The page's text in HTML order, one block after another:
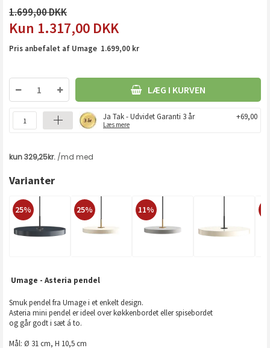
1.699,00
1.317,00 DKK
Pris anbefalet af Umage 1.699,00 kr
LÆG I KURVEN
Ja Tak - Udvidet Garanti 3 år
Læs mere
+69,00
Varianter
25% 25% 11%
Umage - Asteria pendel
Smuk pendel fra Umage i et enkelt design.
Asteria mini pendel er ideel over køkkenbordet eller spisebordet
og går godt i sæt á to.
Mål: Ø 31 cm, H 10,5 cm